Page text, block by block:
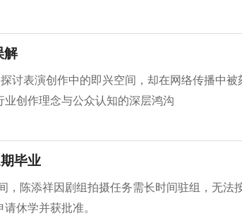
解
讨表演创作中的即兴空间，却在网络传播中被
创作理念与公众认知的深层鸿沟
毕业
，陈添祥因剧组拍摄任务需长时间驻组，无法
休学并获批准。